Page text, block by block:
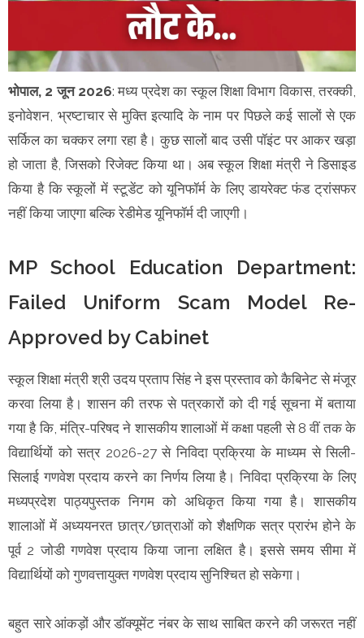
भोपाल, 2 जून 2026: मध्य प्रदेश का स्कूल शिक्षा विभाग विकास, तरक्की,
इनोवेशन, भ्रष्टाचार से मुक्ति इत्यादि के नाम पर पिछले कई सालों से एक
सर्किल का चक्कर लगा रहा है। कुछ सालों बाद उसी पॉइंट पर आकर खड़ा
हो जाता है, जिसको रिजेक्ट किया था। अब स्कूल शिक्षा मंत्री ने डिसाइड
किया है कि स्कूलों में स्टूडेंट को यूनिफॉर्म के लिए डायरेक्ट फंड ट्रांसफर
नहीं किया जाएगा बल्कि रेडीमेड यूनिफॉर्म दी जाएगी।
MP School Education Department:
Failed Uniform Scam Model Re-
Approved by Cabinet
स्कूल शिक्षा मंत्री श्री उदय प्रताप सिंह ने इस प्रस्ताव को कैबिनेट से मंजूर
करवा लिया है। शासन की तरफ से पत्रकारों को दी गई सूचना में बताया
गया है कि, मंत्रि-परिषद ने शासकीय शालाओं में कक्षा पहली से 8 वीं तक के
विद्यार्थियों को सत्र 2026-27 से निविदा प्रक्रिया के माध्यम से सिली-
सिलाई गणवेश प्रदाय करने का निर्णय लिया है। निविदा प्रक्रिया के लिए
मध्यप्रदेश पाठ्यपुस्तक निगम को अधिकृत किया गया है। शासकीय
शालाओं में अध्ययनरत छात्र/छात्राओं को शैक्षणिक सत्र प्रारंभ होने के
पूर्व 2 जोडी गणवेश प्रदाय किया जाना लक्षित है। इससे समय सीमा में
विद्यार्थियों को गुणवत्तायुक्त गणवेश प्रदाय सुनिश्चित हो सकेगा।
बहुत सारे आंकड़ों और डॉक्यूमेंट नंबर के साथ साबित करने की जरूरत नहीं